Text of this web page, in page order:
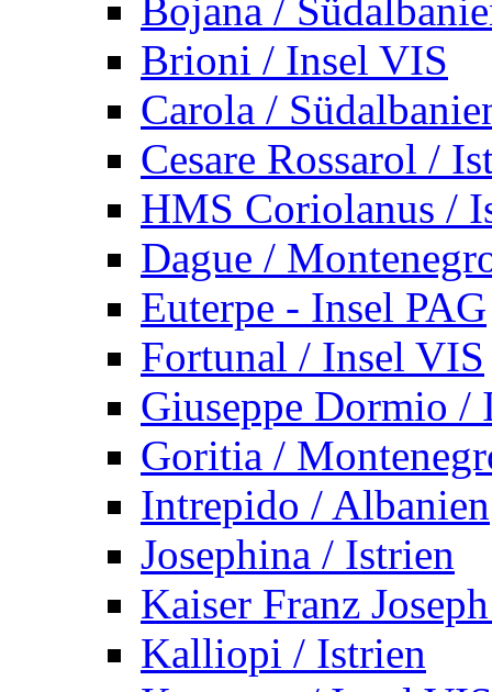
Bojana /
Brioni / Insel VIS
Carola /
Cesare Rossarol /
HMS Coriolanus /
Dague /
Euterpe - Insel PAG
Fortunal / Insel VIS
Giuseppe Dormio /
Goritia /
Intrepido / Albanien
Josephina / Istrien
Kaiser Franz
Kalliopi / Istrien